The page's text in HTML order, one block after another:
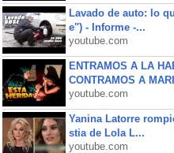
Lavado de auto: lo
e") - Informe -...
youtube.com
ENTRAMOS A LA
CONTRAMOS A
youtube.com
Yanina Latorre
stia de Lola L...
youtube.com